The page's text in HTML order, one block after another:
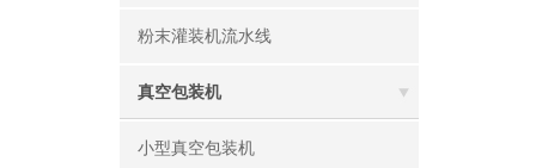
粉末灌装机流水线
真空包装机
小型真空包装机